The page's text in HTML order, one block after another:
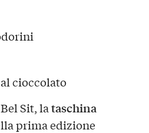
cioccolato
Sit, lataschina
prima edizione